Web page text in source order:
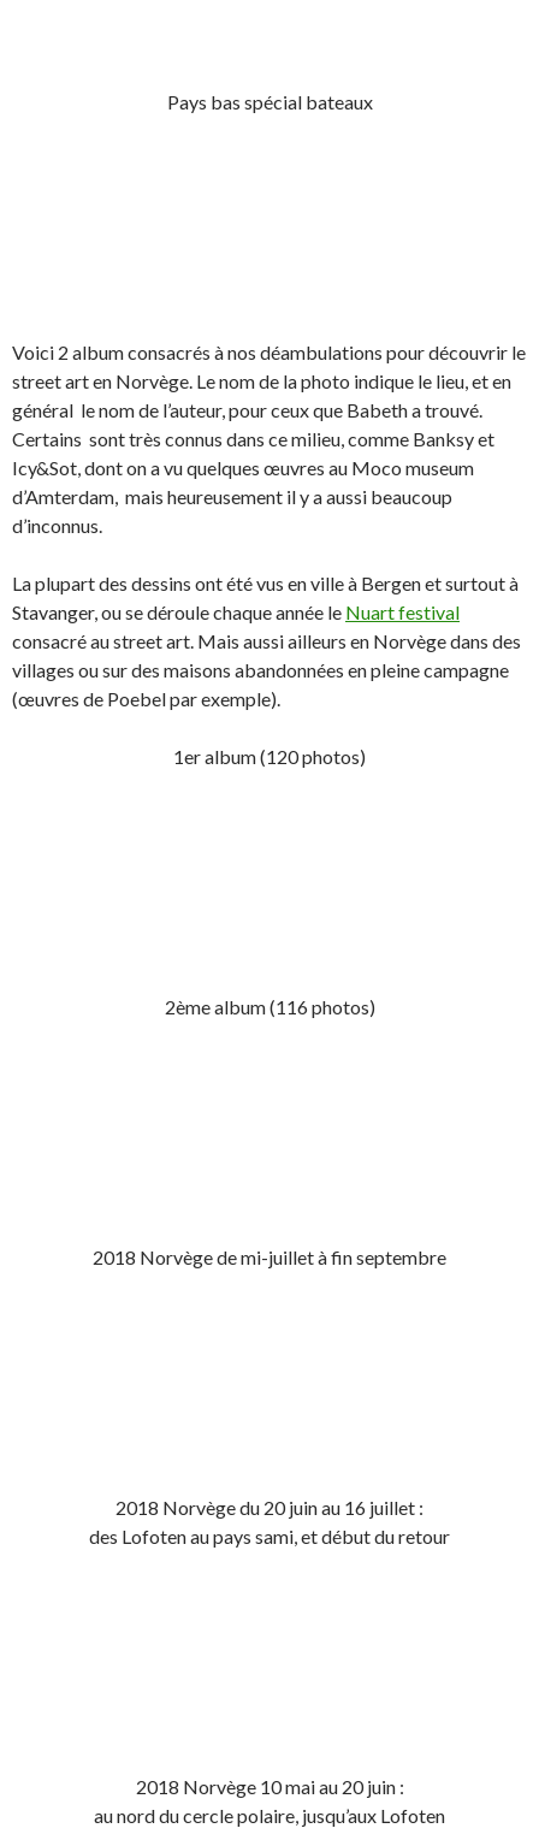
Pays bas spécial bateaux
Voici 2 album consacrés à nos déambulations pour découvrir le
street art en Norvège. Le nom de la photo indique le lieu, et en
général le nom de l’auteur, pour ceux que Babeth a trouvé.
Certains sont très connus dans ce milieu, comme Banksy et
Icy&Sot, dont on a vu quelques œuvres au Moco museum
d’Amterdam, mais heureusement il y a aussi beaucoup
d’inconnus.
La plupart des dessins ont été vus en ville à Bergen et surtout à
Stavanger, ou se déroule chaque année le Nuart festival
consacré au street art. Mais aussi ailleurs en Norvège dans des
villages ou sur des maisons abandonnées en pleine campagne
(œuvres de Poebel par exemple).
1er album (120 photos)
2ème album (116 photos)
2018 Norvège de mi-juillet à fin septembre
2018 Norvège du 20 juin au 16 juillet :
des Lofoten au pays sami, et début du retour
2018 Norvège 10 mai au 20 juin :
au nord du cercle polaire, jusqu’aux Lofoten